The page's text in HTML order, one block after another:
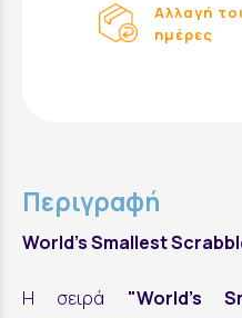
Αλλαγή
ημέρες
Περιγραφή
World's Smallest
Η σειρά "World's